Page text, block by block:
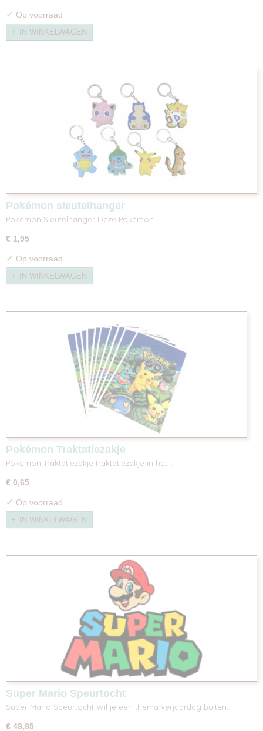
✓ Op voorraad
IN WINKELWAGEN
Pokémon sleutelhanger
Pokémon Sleutelhanger Deze Pokémon…
€ 1,95
✓ Op voorraad
IN WINKELWAGEN
Pokémon Traktatiezakje
Pokémon Traktatiezakje traktatiezakje in het…
€ 0,65
✓ Op voorraad
IN WINKELWAGEN
Super Mario Speurtocht
Super Mario Speurtocht Wil je een thema verjaardag buiten…
€ 49,95